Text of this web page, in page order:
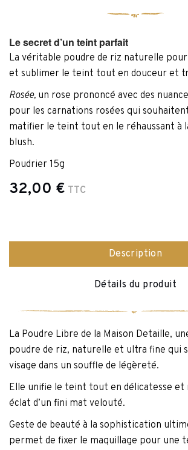
Le secret d’un teint parfait
La véritable poudre de riz naturelle
et sublimer le teint tout en douceur et
Rosée, un rose prononcé avec des
pour les carnations rosées qui
matifier le teint tout en le réhaussant à
blush.
Poudrier 15g
32,00 € TTC
Description
Détails du produit
La Poudre Libre de la Maison Detaille,
poudre de riz, naturelle et ultra fine qui
visage dans un souffle de légèreté.
Elle unifie le teint tout en délicatesse et
éclat d’un fini mat velouté.
Geste de beauté à la sophistication
permet de fixer le maquillage pour une